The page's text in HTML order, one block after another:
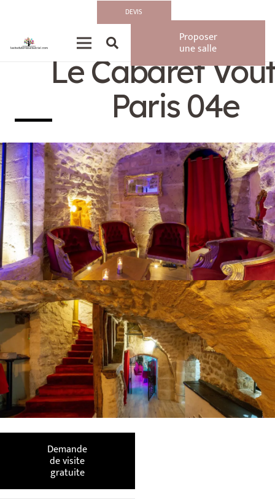
DEVIS
Proposer
une salle
Privatisation/
Le Cabaret
Paris 04e
Demande
de visite
gratuite